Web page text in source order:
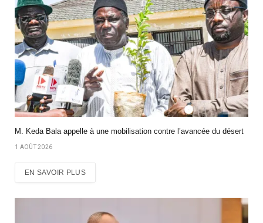
M. Keda Bala appelle à une mobilisation contre l’avancée du désert
1 AOÛT 2026
EN SAVOIR PLUS